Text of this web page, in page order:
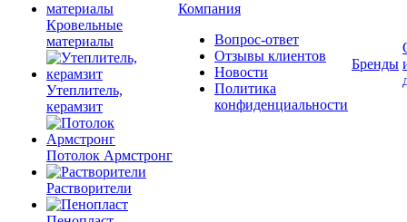
Кровельные
материалы
Утеплитель,
керамзит
Потолок Армстронг
Растворители
Компания
Вопрос-ответ
Отзывы клиентов
Новости
Политика
конфиденциальности
Бренды